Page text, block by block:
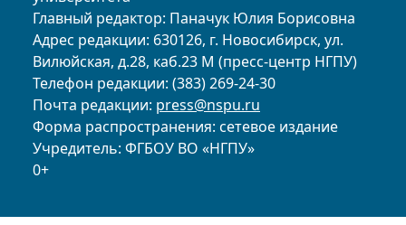
Главный редактор: Паначук Юлия Борисовна
Адрес редакции: 630126, г. Новосибирск, ул.
Вилюйская, д.28, каб.23 М (пресс-центр НГПУ)
Телефон редакции: (383) 269-24-30
Почта редакции: press@nspu.ru
Форма распространения: сетевое издание
Учредитель: ФГБОУ ВО «НГПУ»
0+